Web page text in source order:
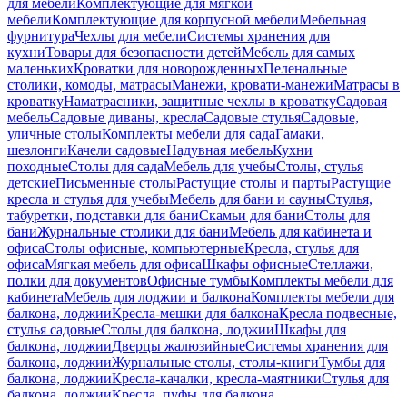
для мебелиКомплектующие для мягкой
мебелиКомплектующие для корпусной мебелиМебельная
фурнитураЧехлы для мебелиСистемы хранения для
кухниТовары для безопасности детейМебель для самых
маленькихКроватки для новорожденныхПеленальные
столики, комоды, матрасыМанежи, кровати-манежиМатрасы в
кроваткуНаматрасники, защитные чехлы в кроваткуСадовая
мебельСадовые диваны, креслаСадовые стульяСадовые,
уличные столыКомплекты мебели для садаГамаки,
шезлонгиКачели садовыеНадувная мебельКухни
походныеСтолы для садаМебель для учебыСтолы, стулья
детскиеПисьменные столыРастущие столы и партыРастущие
кресла и стулья для учебыМебель для бани и сауныСтулья,
табуретки, подставки для баниСкамьи для баниСтолы для
баниЖурнальные столики для баниМебель для кабинета и
офисаСтолы офисные, компьютерныеКресла, стулья для
офисаМягкая мебель для офисаШкафы офисныеСтеллажи,
полки для документовОфисные тумбыКомплекты мебели для
кабинетаМебель для лоджии и балконаКомплекты мебели для
балкона, лоджииКресла-мешки для балконаКресла подвесные,
стулья садовыеСтолы для балкона, лоджииШкафы для
балкона, лоджииДверцы жалюзийныеСистемы хранения для
балкона, лоджииЖурнальные столы, столы-книгиТумбы для
балкона, лоджииКресла-качалки, кресла-маятникиСтулья для